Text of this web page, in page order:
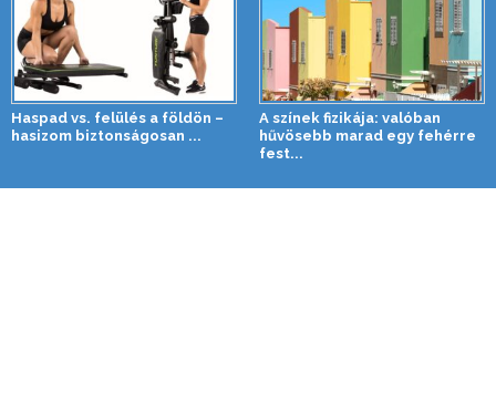
Haspad vs. felülés a földön –
hasizom biztonságosan ...
A színek fizikája: valóban
hűvösebb marad egy fehérre
fest...